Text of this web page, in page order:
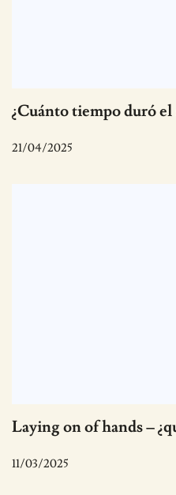
¿Cuánto tiempo duró
21/04/2025
Laying on of hands –
11/03/2025